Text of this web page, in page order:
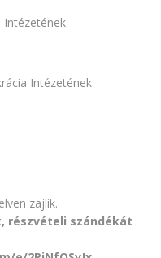
Intézetének
Intézetének
zajlik.
részvételi szándékát